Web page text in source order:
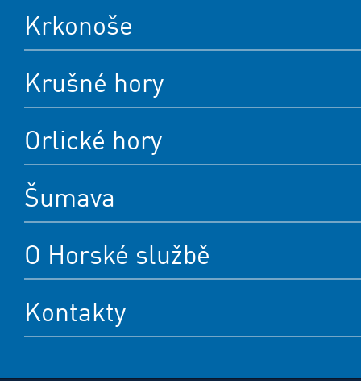
Krkonoše
Krušné hory
Orlické hory
Šumava
O Horské službě
Kontakty